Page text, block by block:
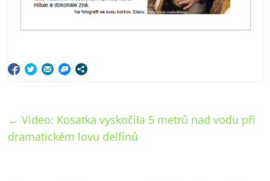
← Video: Kosatka vyskočila 5 metrů nad vodu při
dramatickém lovu delfínů